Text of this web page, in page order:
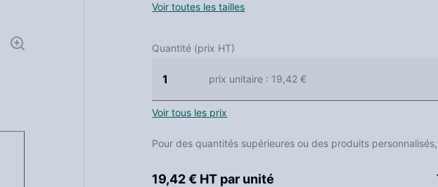
Voir toutes les tailles
Quantité (prix HT)
1 prix unitaire : 19,42 €
Voir tous les prix
Pour des quantités supérieures ou des produits
19,42 € HT par unité